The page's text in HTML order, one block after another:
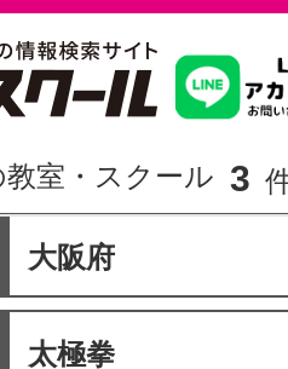
習いたいこ
スクールを
室・スクール 3
大阪府
太極拳